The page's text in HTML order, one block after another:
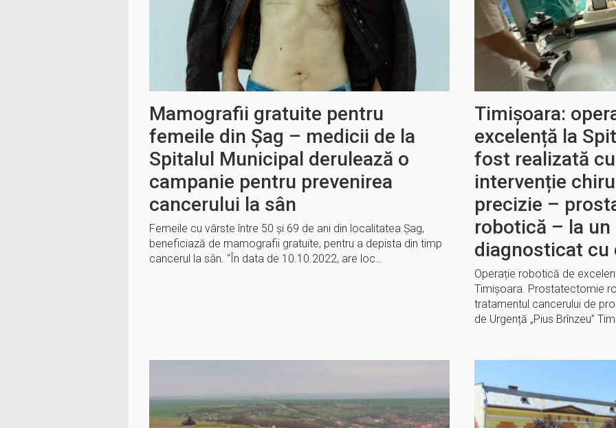
Mamografii gratuite pentru
femeile din Șag – medicii de la
Spitalul Municipal derulează o
campanie pentru prevenirea
cancerului la sân
Femeile cu vârste între 50 și 69 de ani din localitatea Șag,
beneficiază de mamografii gratuite, pentru a depista din timp
cancerul la sân. “În data de 10.10.2022, are loc…
Timișoara:
excelență la
fost realizată
intervenție
precizie –
robotică – la
diagnosticat cu
Operație robotică de
Timișoara. Prostatectomie
tratamentul cancerului de
de Urgență „Pius Brînzeu”